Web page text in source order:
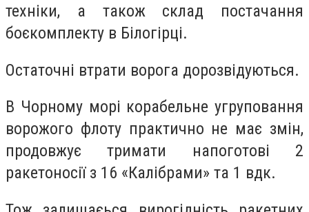
техніки, а також склад постачання
боєкомплекту в Білогірці.
Остаточні втрати ворога дорозвідуються.
В Чорному морі корабельне угруповання
ворожого флоту практично не має змін,
продовжує тримати напоготові 2
ракетоносії з 16 «Калібрами» та 1 вдк.